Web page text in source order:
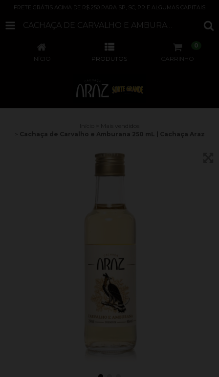
FRETE GRÁTIS ACIMA DE R$ 250 PARA SP, SC, PR E ALGUMAS CAPITAIS
CACHAÇA DE CARVALHO E AMBURANA 250 ML | CACHAÇA ARAZ
INÍCIO PRODUTOS CARRINHO
0
Mais vendidos
Cachaça de Carvalho e Amburana 250 mL | Cachaça Araz